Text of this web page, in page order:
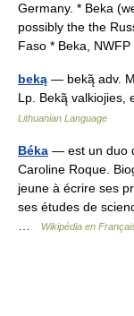
Germany. * Beka
possibly the the
Faso * Beka,
beką — beką̃ adv.
Lp. Beką̃
Lithuanian Language
Béka — est un duo
Caroline Roque.
jeune à écrire ses
ses études de
Wikipédia en